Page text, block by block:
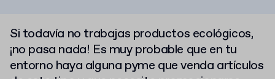
Si todavía no trabajas productos ecológicos,
¡no pasa nada! Es muy probable que en tu
entorno haya alguna pyme que venda artículos